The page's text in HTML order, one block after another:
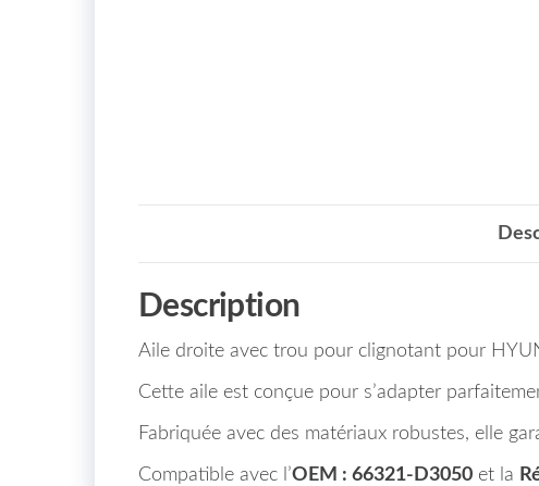
Description
Aile droite avec trou pour clignotant pour
Cette aile est conçue pour s’adapter
Fabriquée avec des matériaux robustes, elle
Compatible avec l’OEM : 66321-D3050 et la